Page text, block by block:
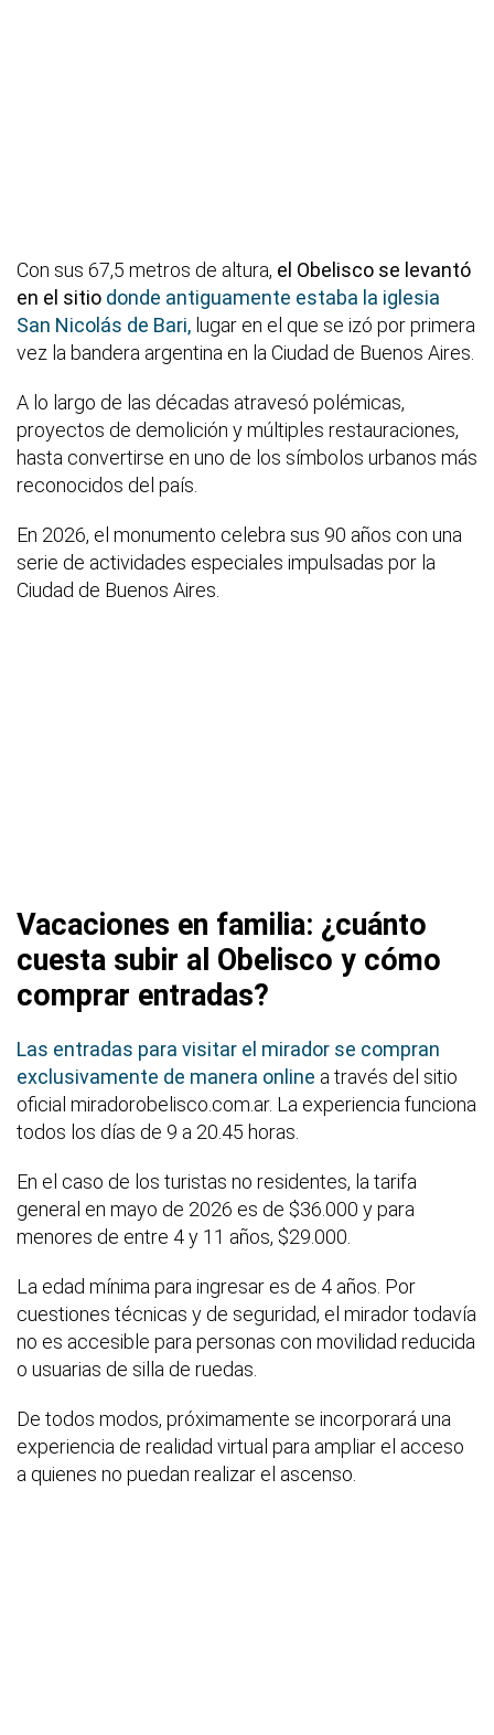
Con sus 67,5 metros de altura, el Obelisco se levantó
en el sitio donde antiguamente estaba la iglesia
San Nicolás de Bari, lugar en el que se izó por primera
vez la bandera argentina en la Ciudad de Buenos Aires.
A lo largo de las décadas atravesó polémicas,
proyectos de demolición y múltiples restauraciones,
hasta convertirse en uno de los símbolos urbanos más
reconocidos del país.
En 2026, el monumento celebra sus 90 años con una
serie de actividades especiales impulsadas por la
Ciudad de Buenos Aires.
Vacaciones en familia: ¿cuánto
cuesta subir al Obelisco y cómo
comprar entradas?
Las entradas para visitar el mirador se compran
exclusivamente de manera online a través del sitio
oficial miradorobelisco.com.ar. La experiencia funciona
todos los días de 9 a 20.45 horas.
En el caso de los turistas no residentes, la tarifa
general en mayo de 2026 es de $36.000 y para
menores de entre 4 y 11 años, $29.000.
La edad mínima para ingresar es de 4 años. Por
cuestiones técnicas y de seguridad, el mirador todavía
no es accesible para personas con movilidad reducida
o usuarias de silla de ruedas.
De todos modos, próximamente se incorporará una
experiencia de realidad virtual para ampliar el acceso
a quienes no puedan realizar el ascenso.